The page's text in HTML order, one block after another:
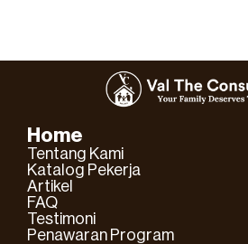
Home
Tentang Kami
Katalog Pekerja
Artikel
FAQ
Testimoni
Penawaran Program